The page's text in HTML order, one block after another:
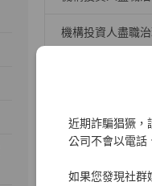
近期詐騙猖獗，
公司不會以電話
如果您發現社群
機構投資人盡職